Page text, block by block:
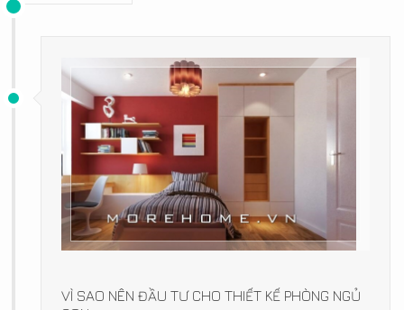
VÌ SAO NÊN ĐẦU TƯ CHO THIẾT KẾ PHÒNG NGỦ